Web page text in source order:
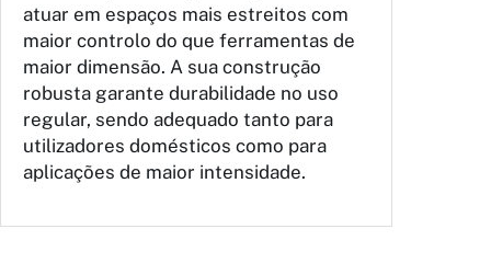
atuar em espaços mais estreitos com
maior controlo do que ferramentas de
maior dimensão. A sua construção
robusta garante durabilidade no uso
regular, sendo adequado tanto para
utilizadores domésticos como para
aplicações de maior intensidade.